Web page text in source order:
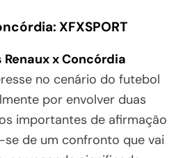
XFXSPORT
Renaux x Concórdia
no cenário do futebol
por envolver duas
importantes de afirmação
de um confronto que vai